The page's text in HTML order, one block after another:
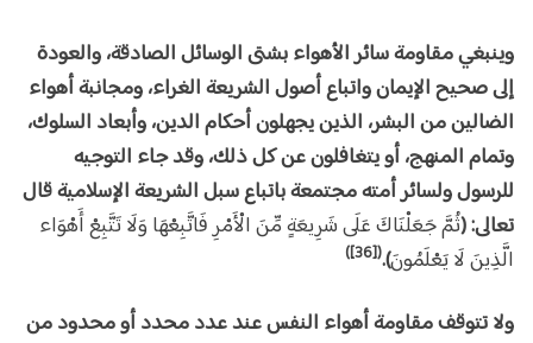
وينبغي مقاومة سائر الأهواء بشتى الوسائل الصادقة، والعودة
إلى صحيح الإيمان واتباع أصول الشريعة الغراء، ومجانبة أهواء
الضالين من البشر، الذين يجهلون أحكام الدين، وأبعاد السلوك،
وتمام المنهج، أو يتغافلون عن كل ذلك، وقد جاء التوجيه
للرسول ولسائر أمته مجتمعة باتباع سبل الشريعة الإسلامية قال
تعالى: (ثُمَّ جَعَلْنَاكَ عَلَى شَرِيعَةٍ مِّنَ الْأَمْرِ فَاتَّبِعْهَا وَلَا تَتَّبِعْ أَهْوَاء
الَّذِينَ لَا يَعْلَمُونَ).
([36])
ولا تتوقف مقاومة أهواء النفس عند عدد محدد أو محدود من